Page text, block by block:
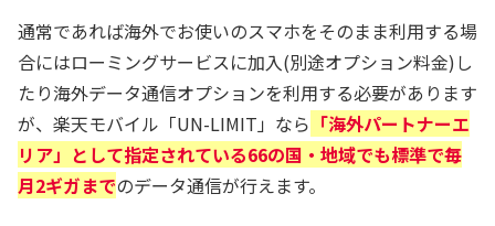
通常であれば海外でお使いのスマホをそのまま利用する場
合にはローミングサービスに加入(別途オプション料金)し
たり海外データ通信オプションを利用する必要があります
が、楽天モバイル「UN-LIMIT」なら 「海外パートナーエ
リア」として指定されている66の国・地域でも標準で毎
月2ギガまでのデータ通信が行えます。